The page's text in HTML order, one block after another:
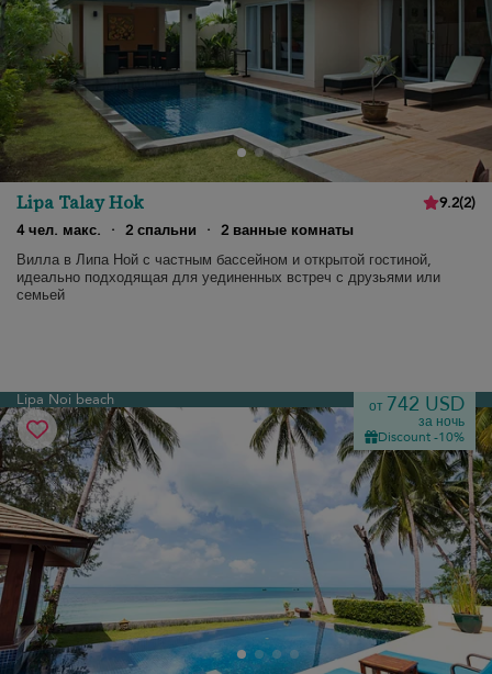
Lipa Talay Hok 9.2(2)
4 чел. макс.
· 2 спальни · 2 ванные комнаты
Вилла в Липа Ной с частным бассейном и открытой гостиной,
идеально подходящая для уединенных встреч с друзьями или
семьей
Lipa Noi beach от 742 USD
за ночь
Discount -10%